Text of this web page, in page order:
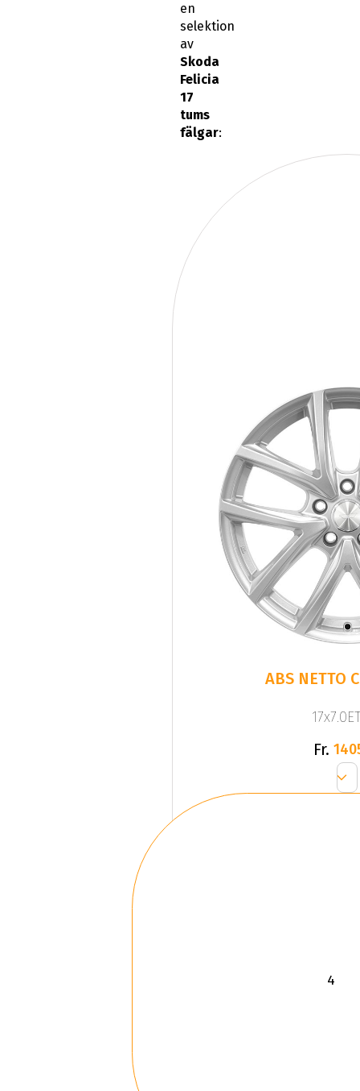
en
selektion
av
Skoda
Felicia
17
tums
fälgar:
ABS NETTO
Fr.